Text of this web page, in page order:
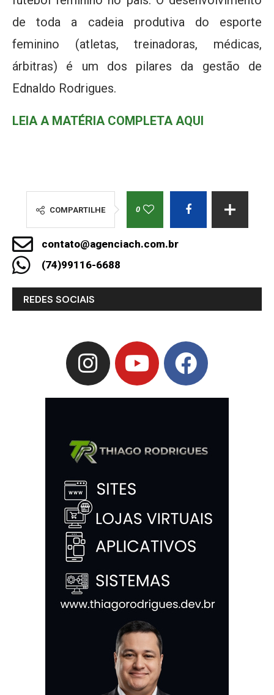
de toda a cadeia produtiva do esporte
feminino (atletas, treinadoras, médicas,
árbitras) é um dos pilares da gestão de
Ednaldo Rodrigues.
LEIA A MATÉRIA COMPLETA AQUI
COMPARTILHE 0
contato@agenciach.com.br
(74)99116-6688
REDES SOCIAIS